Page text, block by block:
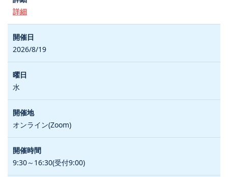
詳細
2026/8/19
水
オンライン(Zoom)
9:30～16:30(受付9:00)